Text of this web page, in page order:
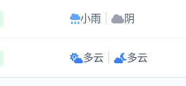
小雨 阴
多云 多云